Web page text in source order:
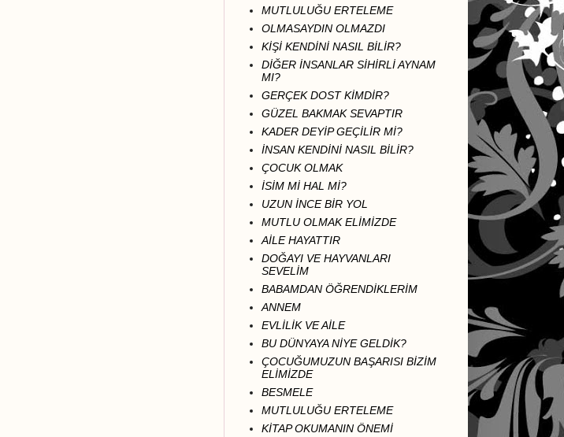
MUTLULUĞU ERTELEME
OLMASAYDIN OLMAZDI
KİŞİ KENDİNİ NASIL BİLİR?
DİĞER İNSANLAR SİHİRLİ AYNAM
MI?
GERÇEK DOST KİMDİR?
GÜZEL BAKMAK SEVAPTIR
KADER DEYİP GEÇİLİR Mİ?
İNSAN KENDİNİ NASIL BİLİR?
ÇOCUK OLMAK
İSİM Mİ HAL Mİ?
UZUN İNCE BİR YOL
MUTLU OLMAK ELİMİZDE
AİLE HAYATTIR
DOĞAYI VE HAYVANLARI
SEVELİM
BABAMDAN ÖĞRENDİKLERİM
ANNEM
EVLİLİK VE AİLE
BU DÜNYAYA NİYE GELDİK?
ÇOCUĞUMUZUN BAŞARISI BİZİM
ELİMİZDE
BESMELE
MUTLULUĞU ERTELEME
KİTAP OKUMANIN ÖNEMİ